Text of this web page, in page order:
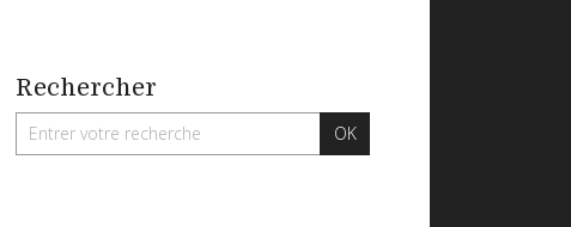
Rechercher